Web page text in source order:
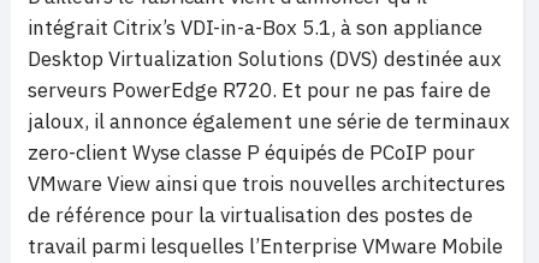
intégrait Citrix’s VDI-in-a-Box 5.1, à son appliance
Desktop Virtualization Solutions (DVS) destinée aux
serveurs PowerEdge R720. Et pour ne pas faire de
jaloux, il annonce également une série de terminaux
zero-client Wyse classe P équipés de PCoIP pour
VMware View ainsi que trois nouvelles architectures
de référence pour la virtualisation des postes de
travail parmi lesquelles l’Enterprise VMware Mobile